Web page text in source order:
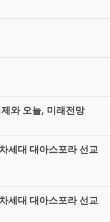
와 오늘, 미래전망
세대 대아스포라 선교
세대 대아스포라 선교